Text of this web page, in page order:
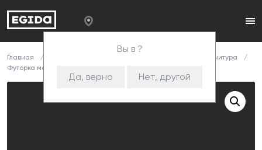
Вы в ?
Да, верно Нет, другой
Главная
Корпусная фурнитура
Футорка металлическая одинарная цинк